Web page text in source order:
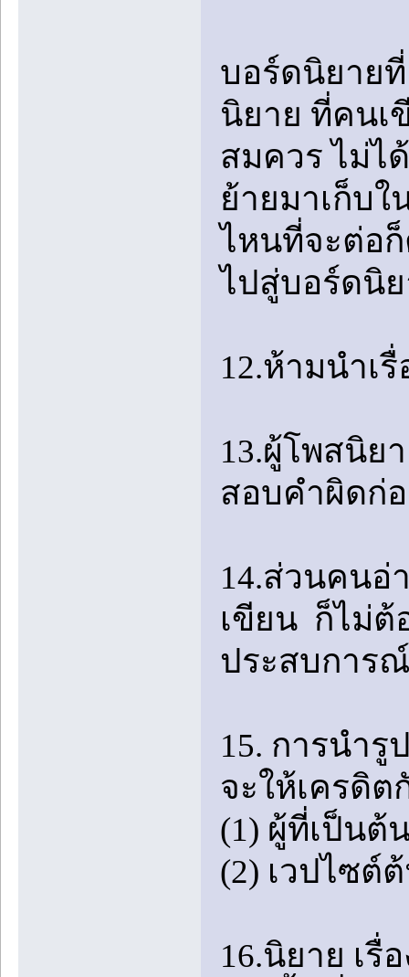
บอร์ดนิยาย
นิยาย ที่คนเ
สมควร ไม่ไ
ย้ายมาเก็บใ
ไหนที่จะต่อ
ไปสู่บอร์ดนิ
12.ห้ามนำเ
13.ผู้โพสนิย
สอบคำผิดก่
14.ส่วนคนอ่
เขียน ก็ไม่ต้
ประสบการ
15. การนำ
จะให้เครดิต
(1) ผู้ที่เป็นต้
(2) เวปไซต์
16.นิยาย เรื่